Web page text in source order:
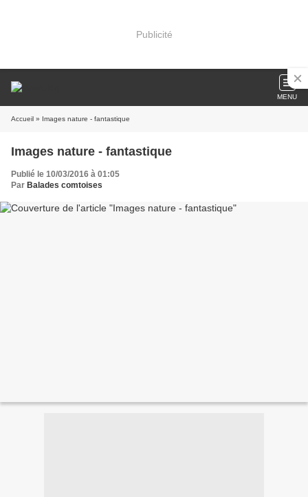
Publicité
MENU
Accueil » Images nature - fantastique
Images nature - fantastique
Publié le 10/03/2016 à 01:05
Par Balades comtoises